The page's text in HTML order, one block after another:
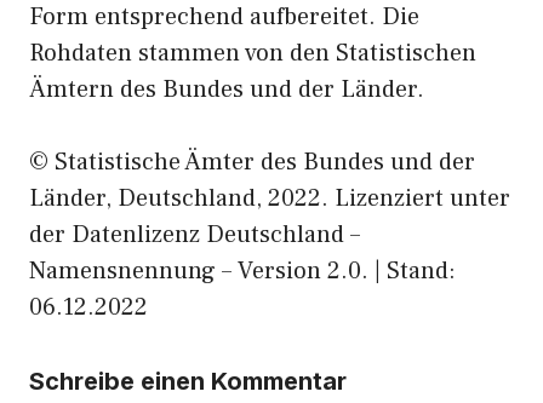
Form entsprechend aufbereitet. Die
Rohdaten stammen von den Statistischen
Ämtern des Bundes und der Länder.
© Statistische Ämter des Bundes und der
Länder, Deutschland, 2022. Lizenziert unter
der Datenlizenz Deutschland –
Namensnennung – Version 2.0. | Stand:
06.12.2022
Schreibe einen Kommentar